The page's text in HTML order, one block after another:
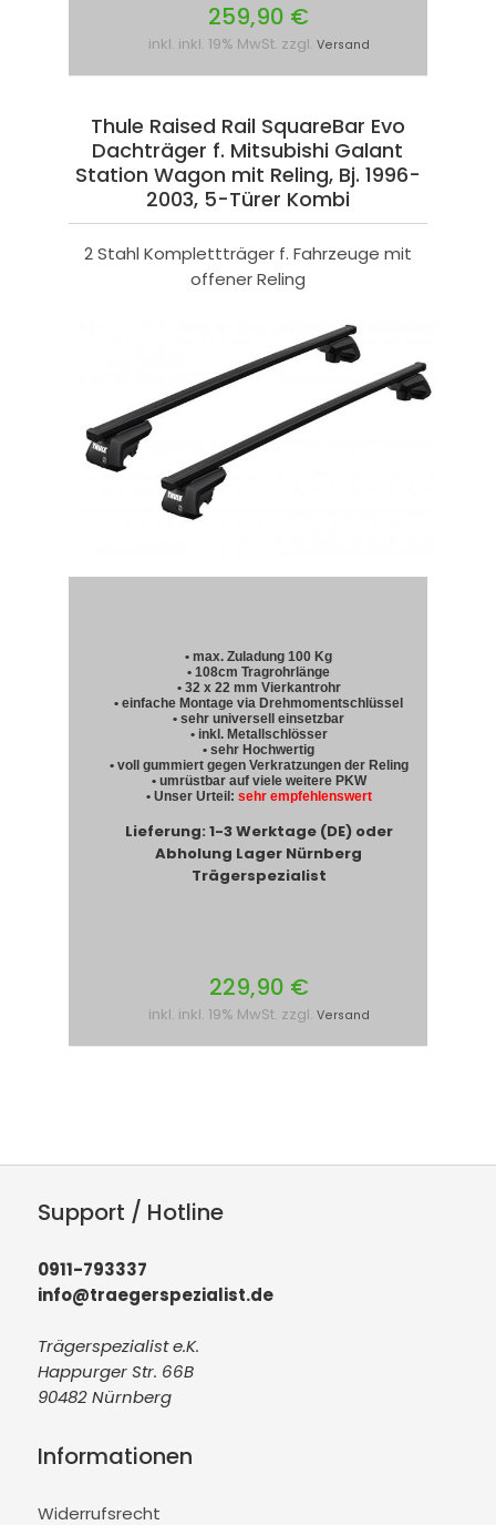
259,90 €
inkl. inkl. 19% MwSt. zzgl. Versand
Thule Raised Rail SquareBar Evo
Dachträger f. Mitsubishi Galant
Station Wagon mit Reling, Bj. 1996-
2003, 5-Türer Kombi
2 Stahl Komplettträger f. Fahrzeuge mit
offener Reling
• max. Zuladung 100 Kg
• 108cm Tragrohrlänge
• 32 x 22 mm Vierkantrohr
• einfache Montage via Drehmomentschlüssel
• sehr universell einsetzbar
• inkl. Metallschlösser
• sehr Hochwertig
• voll gummiert gegen Verkratzungen der Reling
• umrüstbar auf viele weitere PKW
• Unser Urteil: sehr empfehlenswert
Lieferung: 1-3 Werktage (DE) oder
Abholung Lager Nürnberg
Trägerspezialist
229,90 €
inkl. inkl. 19% MwSt. zzgl. Versand
Support / Hotline
0911-793337
info@traegerspezialist.de
Trägerspezialist e.K.
Happurger Str. 66B
90482 Nürnberg
Informationen
Widerrufsrecht